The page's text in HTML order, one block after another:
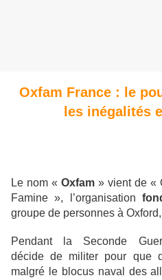
Oxfam France : le
les inégalités
Le nom « Oxfam » vient de «
Famine », l’organisation
groupe de personnes à
Pendant la Seconde
décide de militer pour que
malgré le blocus naval des